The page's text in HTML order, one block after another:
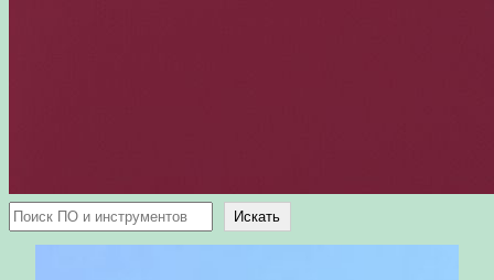
Поиск Искать